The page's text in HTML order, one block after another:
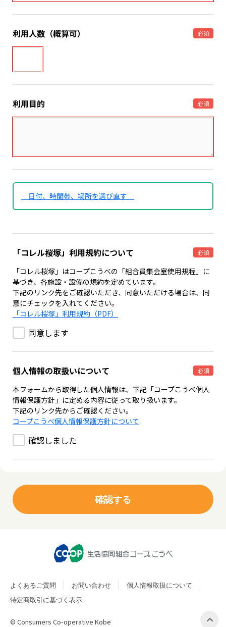
利用人数（概算可） 必須
利用目的 必須
日付、時間帯、場所を選び直す
「コレル桜塚」利用規約について 必須
「コレル桜塚」はコープこうべの「組合員集会室使用規程」に
基づき、各施設・設備の規約を定めています。
下記のリンク先をご確認いただき、同意いただける場合は、同
意にチェックを入れてください。
「コレル桜塚」利用規約（PDF）
同意します
個人情報の取扱いについて 必須
本フォームから取得した個人情報は、下記「コープこうべ個人
情報保護方針」に定める内容に従って取り扱います。
下記のリンク先からご確認ください。
コープこうべ個人情報保護方針について
確認しました
よくあるご質問 お問い合わせ
個人情報取扱について
特定商取引に基づく表示
© Consumers Co-operative Kobe